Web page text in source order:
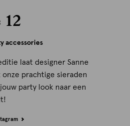
12
accessories
laat designer Sanne
prachtige sieraden
party look naar een